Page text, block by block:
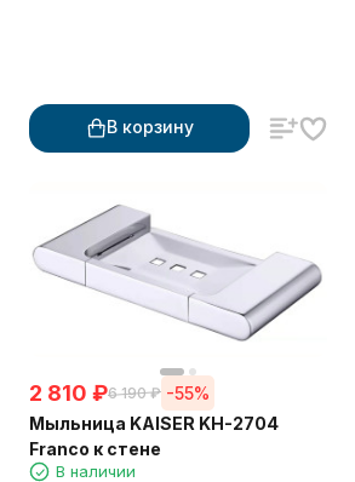
В корзину
2 810 ₽6 190 ₽ -55%
Мыльница KAISER KH-2704
Franco к стене
В наличии